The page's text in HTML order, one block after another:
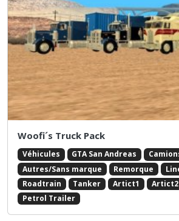
Woofi´s Truck Pack
Véhicules GTA San Andreas
Autres/Sans marque
Remorque
Roadtrain
Tanker Artict1 Artict2
Petrol Trailer